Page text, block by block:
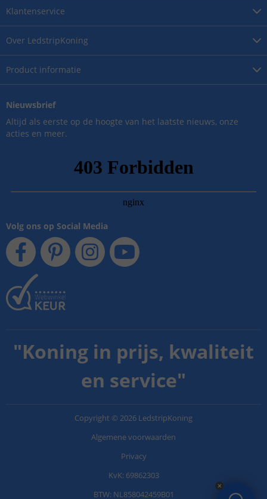
Over LedstripKoning
Product informatie
Klantenservice
Nieuwsbrief
Altijd als eerste op de hoogte van het laatste nieuws, onze
acties en meer.
Volg ons op Social Media
"Koning in prijs, kwaliteit
en service"
Copyright © 2026 LedstripKoning
Algemene voorwaarden
Privacy
KvK: 69862303
BTW: NL858042459B01